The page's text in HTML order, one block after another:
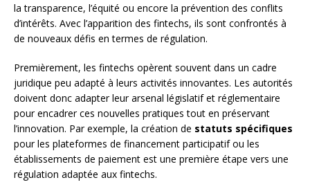
la transparence, l’équité ou encore la prévention des conflits
d’intérêts. Avec l’apparition des fintechs, ils sont confrontés à
de nouveaux défis en termes de régulation.
Premièrement, les fintechs opèrent souvent dans un cadre
juridique peu adapté à leurs activités innovantes. Les autorités
doivent donc adapter leur arsenal législatif et réglementaire
pour encadrer ces nouvelles pratiques tout en préservant
l’innovation. Par exemple, la création de statuts spécifiques
pour les plateformes de financement participatif ou les
établissements de paiement est une première étape vers une
régulation adaptée aux fintechs.